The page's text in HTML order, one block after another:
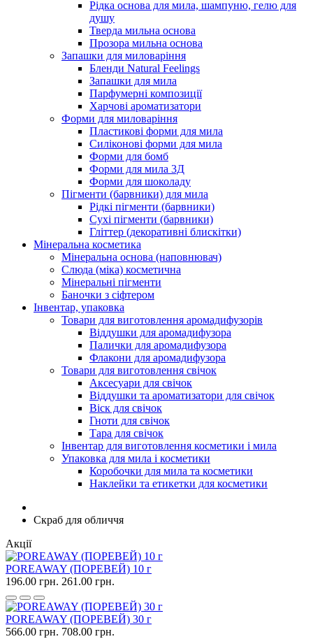
Рідка основа для мила, шампуню, гелю для
душу
Тверда мильна основа
Прозора мильна основа
Запашки для миловаріння
Бленди Natural Feelings
Запашки для мила
Парфумерні композиції
Харчові ароматизатори
Форми для миловаріння
Пластикові форми для мила
Силіконові форми для мила
Форми для бомб
Форми для мила 3Д
Форми для шоколаду
Пігменти (барвники) для мила
Рідкі пігменти (барвники)
Сухі пігменти (барвники)
Гліттер (декоративні блискітки)
Мінеральна косметика
Мінеральна основа (наповнювач)
Слюда (міка) косметична
Мінеральні пігменти
Баночки з сіфтером
Інвентар, упаковка
Товари для виготовлення аромадифузорів
Віддушки для аромадифузора
Палички для аромадифузора
Флакони для аромадифузора
Товари для виготовлення свічок
Аксесуари для свічок
Віддушки та ароматизатори для свічок
Віск для свічок
Гноти для свічок
Тара для свічок
Інвентар для виготовлення косметики і мила
Упаковка для мила і косметики
Коробочки для мила та косметики
Наклейки та етикетки для косметики
Скраб для обличчя
Акції
POREAWAY (ПОРЕВЕЙ) 10 г
196.00 грн. 261.00 грн.
POREAWAY (ПОРЕВЕЙ) 30 г
566.00 грн. 708.00 грн.